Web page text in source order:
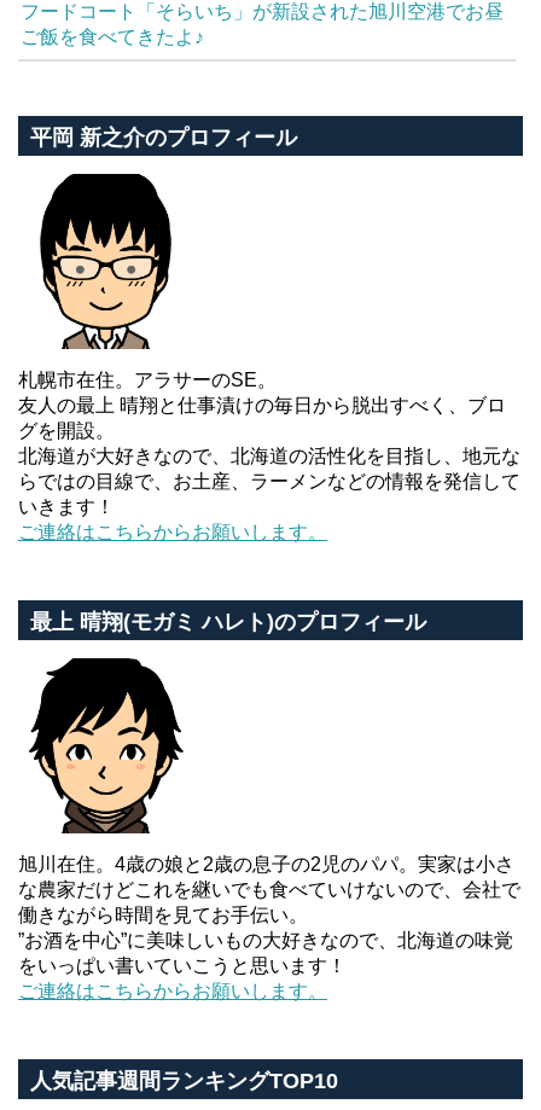
フードコート「そらいち」が新設された旭川空港でお昼
ご飯を食べてきたよ♪
平岡 新之介のプロフィール
札幌市在住。アラサーのSE。
友人の最上 晴翔と仕事漬けの毎日から脱出すべく、ブロ
グを開設。
北海道が大好きなので、北海道の活性化を目指し、地元な
らではの目線で、お土産、ラーメンなどの情報を発信して
いきます！
ご連絡はこちらからお願いします。
最上 晴翔(モガミ ハレト)のプロフィール
旭川在住。4歳の娘と2歳の息子の2児のパパ。実家は小さ
な農家だけどこれを継いでも食べていけないので、会社で
働きながら時間を見てお手伝い。
”お酒を中心”に美味しいもの大好きなので、北海道の味覚
をいっぱい書いていこうと思います！
ご連絡はこちらからお願いします。
人気記事週間ランキングTOP10